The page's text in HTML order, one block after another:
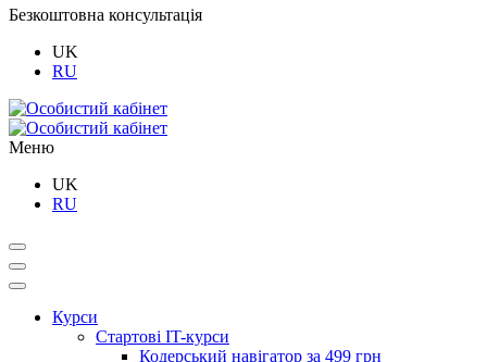
Безкоштовна консультація
UK
RU
Меню
UK
RU
Курси
Стартові IT-курси
Кодерський навігатор за 499 грн